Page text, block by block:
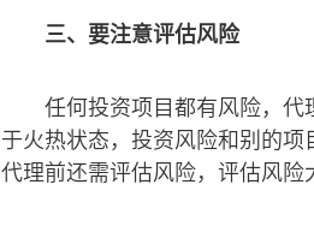
三、要注意评估风险
任何投资项目都有风险，
于火热状态，投资风险和别的
代理前还需评估风险，评估风险